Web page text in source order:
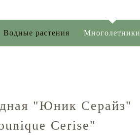
Водные растения Многолетники
"Юник Серайз"
Cerise"